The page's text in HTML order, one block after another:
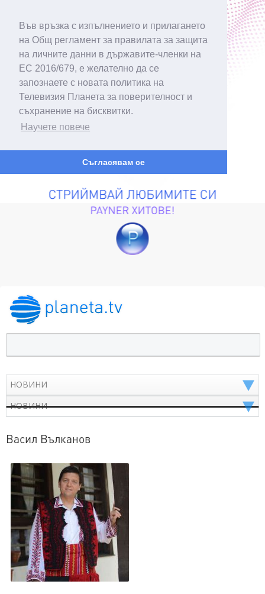
Във връзка с изпълнението и прилагането
на Общ регламент за правилата за защита
на личните данни в държавите-членки на
ЕС 2016/679, е желателно да се
запознаете с новата политика на
Телевизия Планета за поверителност и
съхранение на бисквитки.
Научете повече
Съгласявам се
Васил Вълканов